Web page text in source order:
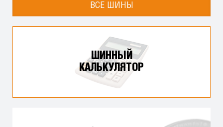
ВСЕ ШИНЫ
ШИННЫЙ
КАЛЬКУЛЯТОР